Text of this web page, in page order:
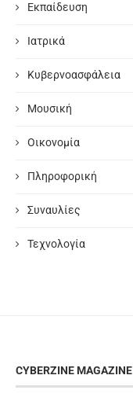
Εκπαίδευση
Ιατρικά
Κυβερνοασφάλεια
Μουσική
Οικονομία
Πληροφορική
Συναυλίες
Τεχνολογία
CYBERZINE MAGAZINE